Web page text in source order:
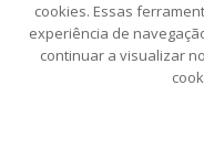
cookies. Essas
experiência de
continuar a visualizar